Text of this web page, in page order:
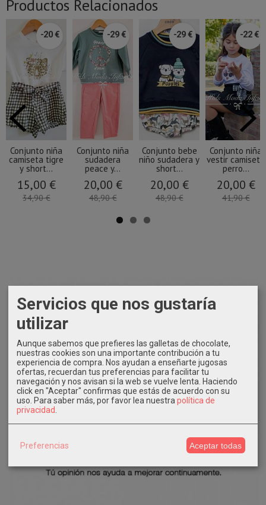
Productos Relacionados
-20 €
Conjunto niña
camiseta tigre
y short...
15,00 €
34,90 €
-29 €
Conjunto niña
sudadera
peace y...
20,00 €
48,90 €
-29 €
Conjunto bebe
niño sudadera y
short...
20,00 €
48,90 €
-22 €
Conjunto niña
vestir camiseta
perro...
20,00 €
41,90 €
Servicios que nos gustaría
utilizar
Aunque sabemos que prefieres las galletas de chocolate,
nuestras cookies son una importante contribución a tu
experiencia de compra. Nos ayudan a enseñarte jugosas
ofertas, recuerdan tus preferencias para facilitar tu
navegación y nos avisan si la web se vuelve lenta. Haciendo
click en "Aceptar" confirmas que estás de acuerdo con su
uso. Para saber más, por favor lea nuestra política de
privacidad
Preferencias Aceptar todas